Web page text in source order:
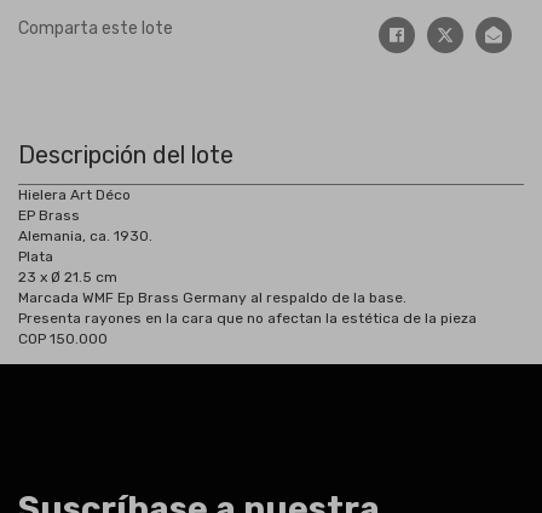
Comparta este lote
Descripción del lote
Hielera Art Déco
EP Brass
Alemania, ca. 1930.
Plata
23 x Ø 21.5 cm
Marcada WMF Ep Brass Germany al respaldo de la base.
Presenta rayones en la cara que no afectan la estética de la pieza
COP 150.000